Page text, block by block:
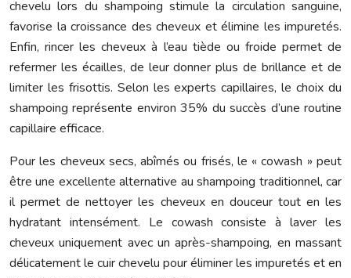
chevelu lors du shampoing stimule la circulation sanguine,
favorise la croissance des cheveux et élimine les impuretés.
Enfin, rincer les cheveux à l’eau tiède ou froide permet de
refermer les écailles, de leur donner plus de brillance et de
limiter les frisottis. Selon les experts capillaires, le choix du
shampoing représente environ 35% du succès d’une routine
capillaire efficace.
Pour les cheveux secs, abîmés ou frisés, le « cowash » peut
être une excellente alternative au shampoing traditionnel, car
il permet de nettoyer les cheveux en douceur tout en les
hydratant intensément. Le cowash consiste à laver les
cheveux uniquement avec un après-shampoing, en massant
délicatement le cuir chevelu pour éliminer les impuretés et en